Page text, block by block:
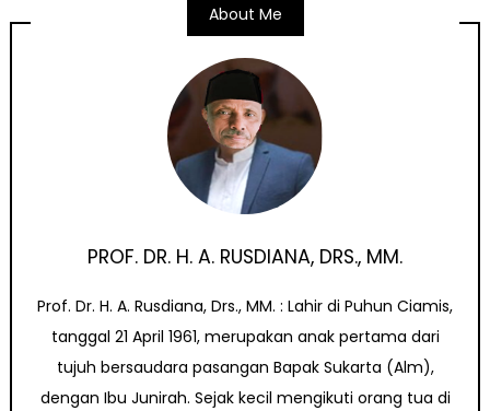
About Me
PROF. DR. H. A. RUSDIANA, DRS., MM.
Prof. Dr. H. A. Rusdiana, Drs., MM. : Lahir di Puhun Ciamis,
tanggal 21 April 1961, merupakan anak pertama dari
tujuh bersaudara pasangan Bapak Sukarta (Alm),
dengan Ibu Junirah. Sejak kecil mengikuti orang tua di